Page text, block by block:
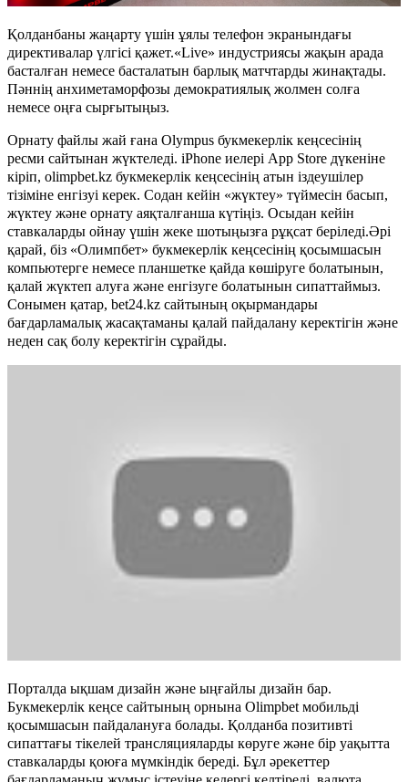
Қолданбаны жаңарту үшін ұялы телефон экранындағы
директивалар үлгісі қажет.«Live» индустриясы жақын арада
басталған немесе басталатын барлық матчтарды жинақтады.
Пәннің анхиметаморфозы демократиялық жолмен солға
немесе оңға сырғытыңыз.
Орнату файлы жай ғана Olympus букмекерлік кеңсесінің
ресми сайтынан жүктеледі. iPhone иелері App Store дүкеніне
кіріп, olimpbet.kz букмекерлік кеңсесінің атын іздеушілер
тізіміне енгізуі керек. Содан кейін «жүктеу» түймесін басып,
жүктеу және орнату аяқталғанша күтіңіз. Осыдан кейін
ставкаларды ойнау үшін жеке шотыңызға рұқсат беріледі.Әрі
қарай, біз «Олимпбет» букмекерлік кеңсесінің қосымшасын
компьютерге немесе планшетке қайда көшіруге болатынын,
қалай жүктеп алуға және енгізуге болатынын сипаттаймыз.
Сонымен қатар, bet24.kz сайтының оқырмандары
бағдарламалық жасақтаманы қалай пайдалану керектігін және
неден сақ болу керектігін сұрайды.
Порталда ықшам дизайн және ыңғайлы дизайн бар.
Букмекерлік кеңсе сайтының орнына Olimpbet мобильді
қосымшасын пайдалануға болады. Қолданба позитивті
сипаттағы тікелей трансляцияларды көруге және бір уақытта
ставкаларды қоюға мүмкіндік береді. Бұл әрекеттер